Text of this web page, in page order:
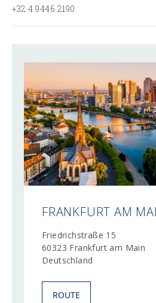
+32 4 9446 2190
FRANKFURT AM
Friedrichstraße 15
60323 Frankfurt am Main
Deutschland
ROUTE